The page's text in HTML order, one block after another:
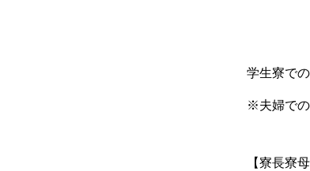
学生寮で
※夫婦での
【寮長寮